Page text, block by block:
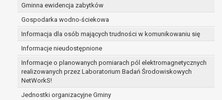
Gminna ewidencja zabytków
Gospodarka wodno-ściekowa
Informacja dla osób mających trudności w komunikowaniu się
Informacje nieudostępnione
Informacje o planowanych pomiarach pól elektromagnetycznych
realizowanych przez Laboratorium Badań Środowiskowych
NetWorkS!
Jednostki organizacyjne Gminy
w celu zawarcia i realizacji umowy przetwarzanie
odbywa się przez okres niezbędny do realizacji
zawartej umowy, a po tym czasie w zakresie
wymaganym przez przepisy prawa lub dla
zabezpieczenia ewentualnych roszczeń, a w
przypadku wyrażenia zgody na przetwarzanie
danych po zakończeniu i rozliczeniu umowy, do
czasu wycofania tej zgody.
Ponadto w przypadku umów o dofinansowanie